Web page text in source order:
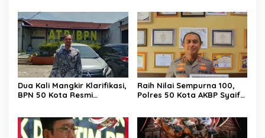
BBM dan Tambang Ilegal
Narkoba
Dua Kali Mangkir Klarifikasi,
BPN 50 Kota Resmi
Inisial JP yang Disanggah
Hendryola Asmira
Raih Nilai Sempurna 100,
Polres 50 Kota AKBP Syaiful
Bukittinggi Awards 2026